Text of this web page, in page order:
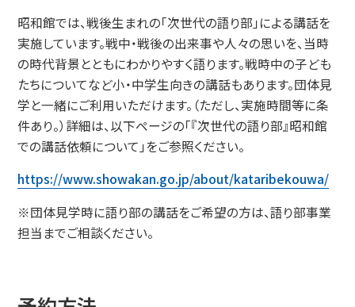
昭和館では、戦後生まれの「次世代の語り部」による講話を
実施しています。戦中・戦後の出来事や人々の思いを、当時
の時代背景とともにわかりやすく語ります。戦時中の子ども
たちについてなど小・中学生向きの講話もあります。団体見
学と一緒にご利用いただけます。（ただし、実施時間等に条
件あり。）詳細は、以下ページの「『次世代の語り部』昭和館
での講話依頼について」をご参照ください。
https://www.showakan.go.jp/about/kataribekouwa/
※団体見学時に語り部の講話をご希望の方は、語り部事業
担当までご相談ください。